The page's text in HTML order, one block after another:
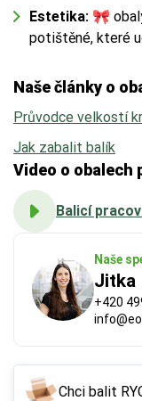
Estetika: 🎀
potištěné, které
Naše
Jitka
+420
Naše články o
Průvodce velkostí
Jak zabalit balík
Video o obalech
Balicí
Chci balit